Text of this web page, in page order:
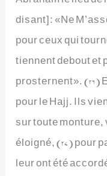
disant]: «Ne
pour ceux qui
tiennent debout et
prosternent». (26)
pour le Hajj. Ils
sur toute
éloigné, (27) pour
leur ont été